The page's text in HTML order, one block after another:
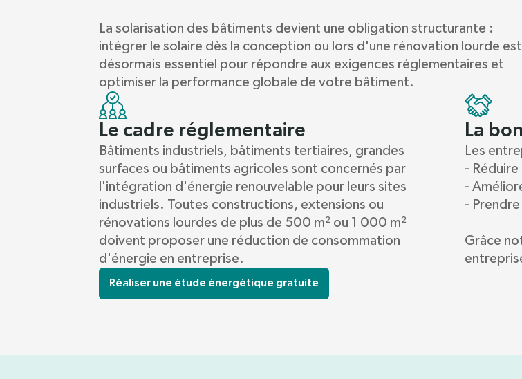
La solarisation des bâtiments devient une obligation structurante :
intégrer le solaire dès la conception ou lors d'une rénovation lourde est
désormais essentiel pour répondre aux exigences réglementaires et
optimiser la performance globale de votre bâtiment.
Le cadre réglementaire
Bâtiments industriels, bâtiments tertiaires, grandes
surfaces ou bâtiments agricoles sont concernés par
l'intégration d'énergie renouvelable pour leurs sites
industriels. Toutes constructions, extensions ou
rénovations lourdes de plus de 500 m² ou 1 000 m²
doivent proposer une réduction de consommation
d'énergie en entreprise.
La
Les
-
-
-
Grâce
Réaliser une étude énergétique gratuite